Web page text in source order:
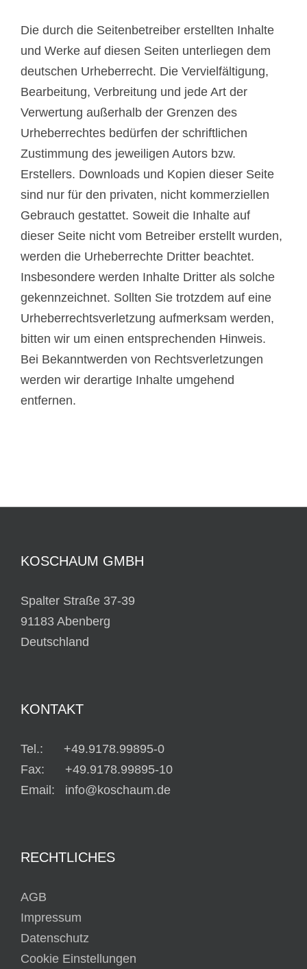
Die durch die Seitenbetreiber erstellten Inhalte
und Werke auf diesen Seiten unterliegen dem
deutschen Urheberrecht. Die Vervielfältigung,
Bearbeitung, Verbreitung und jede Art der
Verwertung außerhalb der Grenzen des
Urheberrechtes bedürfen der schriftlichen
Zustimmung des jeweiligen Autors bzw.
Erstellers. Downloads und Kopien dieser Seite
sind nur für den privaten, nicht kommerziellen
Gebrauch gestattet. Soweit die Inhalte auf
dieser Seite nicht vom Betreiber erstellt wurden,
werden die Urheberrechte Dritter beachtet.
Insbesondere werden Inhalte Dritter als solche
gekennzeichnet. Sollten Sie trotzdem auf eine
Urheberrechtsverletzung aufmerksam werden,
bitten wir um einen entsprechenden Hinweis.
Bei Bekanntwerden von Rechtsverletzungen
werden wir derartige Inhalte umgehend
entfernen.
KOSCHAUM GMBH
Spalter Straße 37-39
91183 Abenberg
Deutschland
KONTAKT
Tel.: +49.9178.99895-0
Fax: +49.9178.99895-10
Email: info@koschaum.de
RECHTLICHES
AGB
Impressum
Datenschutz
Cookie Einstellungen